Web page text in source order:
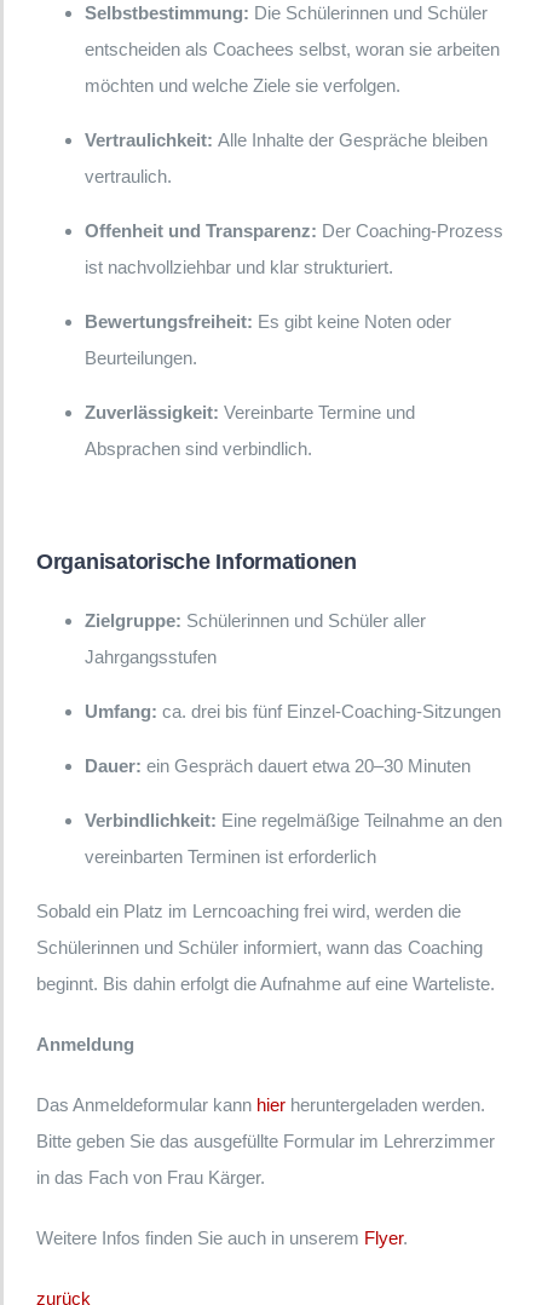
Selbstbestimmung: Die Schülerinnen und Schüler
entscheiden als Coachees selbst, woran sie arbeiten
möchten und welche Ziele sie verfolgen.
Vertraulichkeit: Alle Inhalte der Gespräche bleiben
vertraulich.
Offenheit und Transparenz: Der Coaching-Prozess
ist nachvollziehbar und klar strukturiert.
Bewertungsfreiheit: Es gibt keine Noten oder
Beurteilungen.
Zuverlässigkeit: Vereinbarte Termine und
Absprachen sind verbindlich.
Organisatorische Informationen
Zielgruppe: Schülerinnen und Schüler aller
Jahrgangsstufen
Umfang: ca. drei bis fünf Einzel-Coaching-Sitzungen
Dauer: ein Gespräch dauert etwa 20–30 Minuten
Verbindlichkeit: Eine regelmäßige Teilnahme an den
vereinbarten Terminen ist erforderlich
Sobald ein Platz im Lerncoaching frei wird, werden die
Schülerinnen und Schüler informiert, wann das Coaching
beginnt. Bis dahin erfolgt die Aufnahme auf eine Warteliste.
Anmeldung
Das Anmeldeformular kann hierheruntergeladen werden.
Bitte geben Sie das ausgefüllte Formular im Lehrerzimmer
in das Fach von Frau Kärger.
Weitere Infos finden Sie auch in unserem Flyer.
zurück